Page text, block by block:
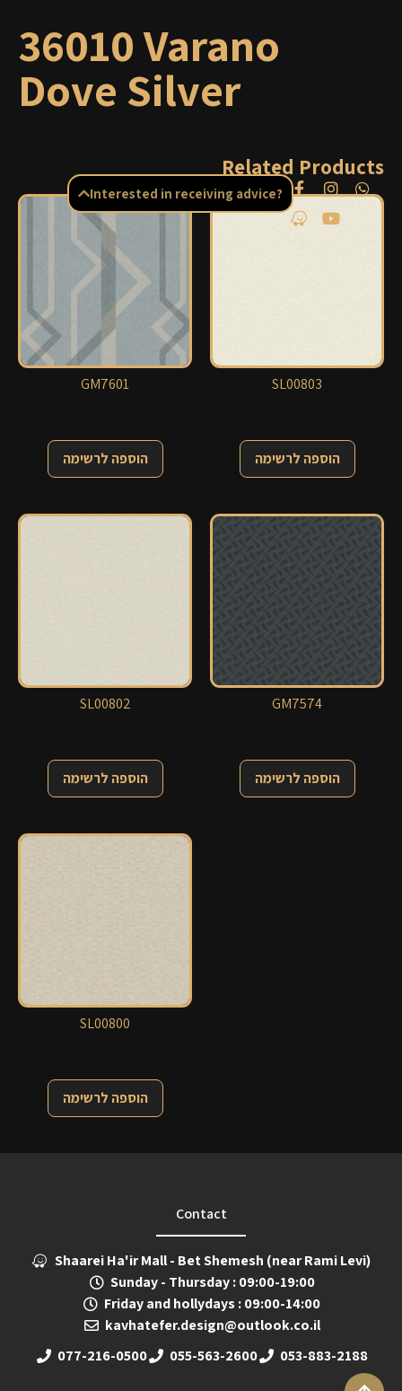
36010 Varano
Dove Silver
Related Products
GM7601
הוספה לרשימה
SL00803
הוספה לרשימה
SL00802
הוספה לרשימה
GM7574
הוספה לרשימה
SL00800
הוספה לרשימה
Interested in receiving advice?
Contact
Shaarei Ha'ir Mall - Bet Shemesh (near Rami Levi)
Sunday - Thursday : 09:00-19:00
Friday and hollydays : 09:00-14:00
kavhatefer.design@outlook.co.il
077-216-0500
055-563-2600 053-883-2188